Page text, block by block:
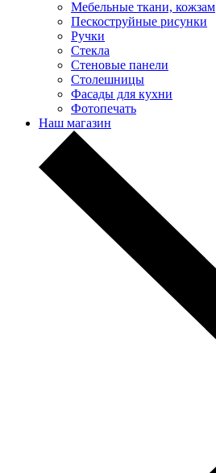
Мебельные ткани, кожзам
Пескоструйные рисунки
Ручки
Стекла
Стеновые панели
Столешницы
Фасады для кухни
Фотопечать
Наш магазин